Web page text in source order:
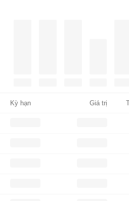
Kỳ hạn Giá trị